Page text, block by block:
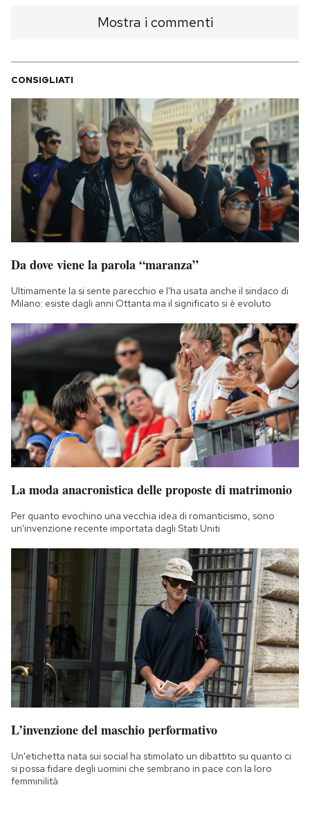
Mostra i commenti
CONSIGLIATI
Da dove viene la parola “maranza”
Ultimamente la si sente parecchio e l'ha usata anche il sindaco di
Milano: esiste dagli anni Ottanta ma il significato si è evoluto
La moda anacronistica delle proposte di matrimonio
Per quanto evochino una vecchia idea di romanticismo, sono
un'invenzione recente importata dagli Stati Uniti
L’invenzione del maschio performativo
Un'etichetta nata sui social ha stimolato un dibattito su quanto ci
si possa fidare degli uomini che sembrano in pace con la loro
femminilità